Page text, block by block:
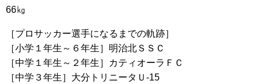
66㎏
［プロサッカー選手になるまでの軌跡］
［小学１年生～６年生］明治北ＳＳＣ
［中学１年生～２年生］カティオーラＦＣ
［中学３年生］大分トリニータＵ‐15